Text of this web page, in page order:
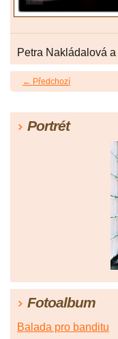
Petra Nakládalová
← Předchozí
Portrét
Fotoalbum
Balada pro banditu